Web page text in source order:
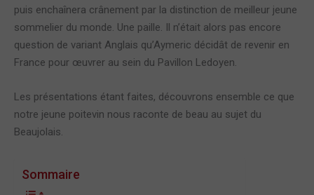
puis enchaînera crânement par la distinction de meilleur jeune
sommelier du monde. Une paille. Il n’était alors pas encore
question de variant Anglais qu’Aymeric décidât de revenir en
France pour œuvrer au sein du Pavillon Ledoyen.
Les présentations étant faites, découvrons ensemble ce que
notre jeune poitevin nous raconte de beau au sujet du
Beaujolais.
Sommaire